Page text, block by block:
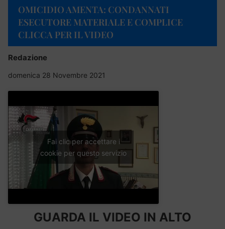
OMICIDIO AMENTA: CONDANNATI
ESECUTORE MATERIALE E COMPLICE
CLICCA PER IL VIDEO
Redazione
domenica 28 Novembre 2021
Fai clic per accettare i
cookie per questo servizio
GUARDA IL VIDEO IN ALTO